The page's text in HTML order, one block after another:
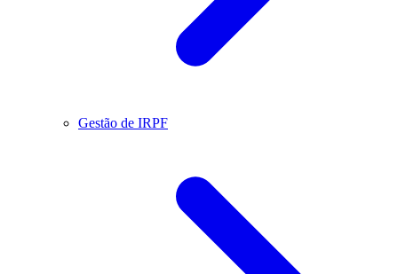
Gestão de IRPF